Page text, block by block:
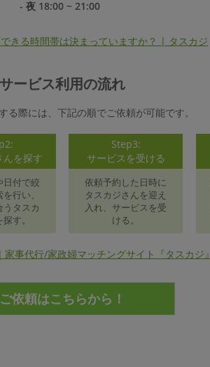
- 夜 18:00 ~ 21:00
きる時間帯は決まっていますか？ | タスカジ
サービス利用の流れ
る際には、下記の順でご依頼が可能です。
んを探す
日付で絞
行い、
うタスカ
す。
Step3:
サービスを受ける
依頼予約した日時に
タスカジさんを迎え
入れ、サービスを受
ける。
家事代行/家政婦マッチングサイト『タスカジ』